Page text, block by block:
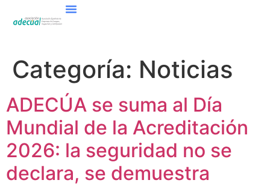
Categoría: Noticias
ADECÚA se suma al Día
Mundial de la Acreditación
2026: la seguridad no se
declara, se demuestra